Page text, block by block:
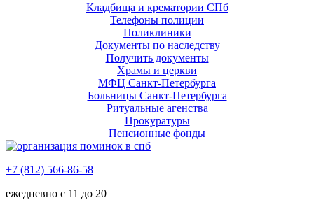
Кладбища и крематории СПб
Телефоны полиции
Поликлиники
Документы по наследству
Получить документы
Храмы и церкви
МФЦ Санкт-Петербурга
Больницы Санкт-Петербурга
Ритуальные агенства
Прокуратуры
Пенсионные фонды
+7 (812) 566-86-58
ежедневно с 11 до 20